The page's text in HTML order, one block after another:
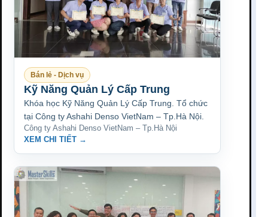
Bán lẻ - Dịch vụ
Kỹ Năng Quản Lý Cấp Trung
Khóa học Kỹ Năng Quản Lý Cấp Trung. Tổ chức
tại Công ty Ashahi Denso VietNam – Tp.Hà Nội.
Công ty Ashahi Denso VietNam – Tp.Hà Nội
XEM CHI TIẾT →